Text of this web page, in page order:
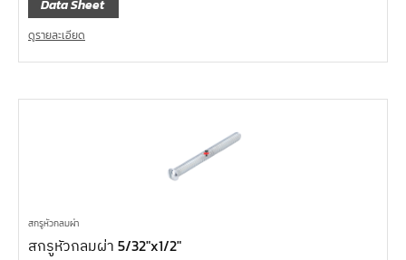
Data Sheet
ดูรายละเอียด
สกรูหัวกลมผ่า
สกรูหัวกลมผ่า 5/32″x1/2″